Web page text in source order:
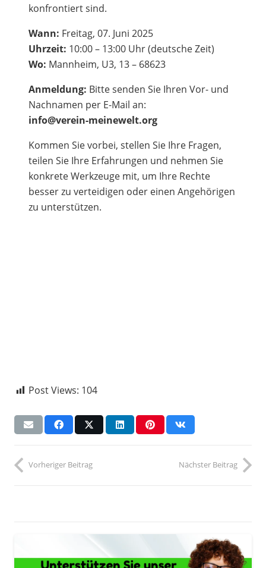
konfrontiert sind.
Wann: Freitag, 07. Juni 2025
Uhrzeit: 10:00 – 13:00 Uhr (deutsche Zeit)
Wo: Mannheim, U3, 13 – 68623
Anmeldung: Bitte senden Sie Ihren Vor- und
Nachnamen per E-Mail an:
info@verein-meinewelt.org
Kommen Sie vorbei, stellen Sie Ihre Fragen,
teilen Sie Ihre Erfahrungen und nehmen Sie
konkrete Werkzeuge mit, um Ihre Rechte
besser zu verteidigen oder einen Angehörigen
zu unterstützen.
Post Views: 104
Vorheriger Beitrag Nächster Beitrag